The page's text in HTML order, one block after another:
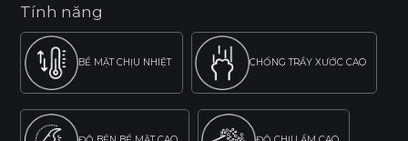
Tính năng
BỀ MẶT CHỊU NHIỆT CHỐNG TRẦY XƯỚC CAO